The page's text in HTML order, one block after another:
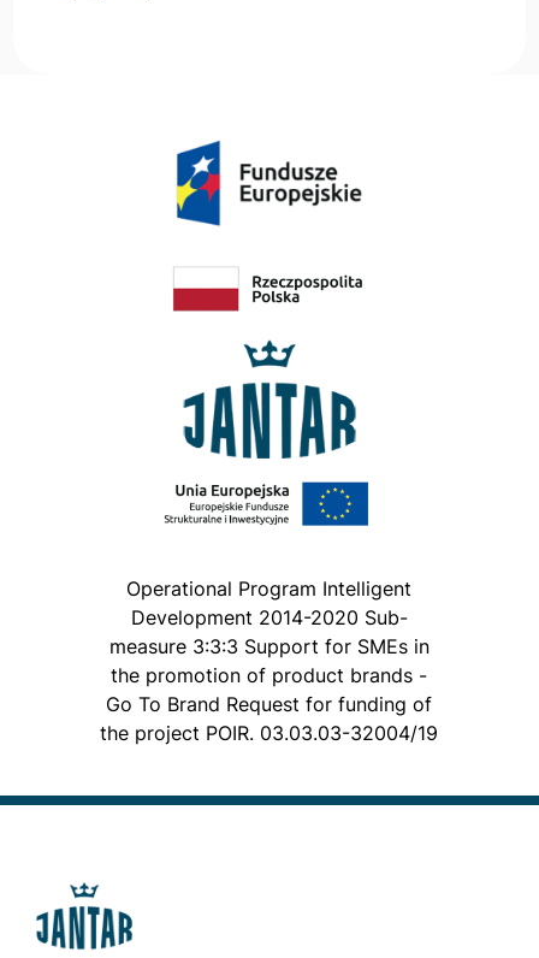
Operational Program Intelligent
Development 2014-2020 Sub-
measure 3:3:3 Support for SMEs in
the promotion of product brands -
Go To Brand Request for funding of
the project POIR. 03.03.03-32004/19